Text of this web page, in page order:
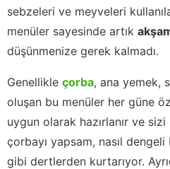
sebzeleri ve meyveleri
menüler sayesinde artık
düşünmenize gerek kalmadı.
Genellikle çorba, ana yemek,
oluşan bu menüler her güne
uygun olarak hazırlanır ve
çorbayı yapsam, nasıl
gibi dertlerden kurtarıyor.